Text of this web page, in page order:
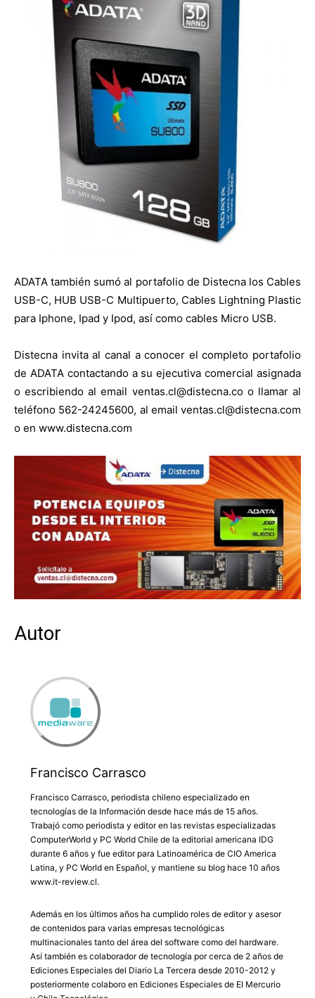
ADATA también sumó al portafolio de Distecna los Cables
USB-C, HUB USB-C Multipuerto, Cables Lightning Plastic
para Iphone, Ipad y Ipod, así como cables Micro USB.
Distecna invita al canal a conocer el completo portafolio
de ADATA contactando a su ejecutiva comercial asignada
o escribiendo al email ventas.cl@distecna.co o llamar al
teléfono 562-24245600, al email ventas.cl@distecna.com
o en www.distecna.com
Autor
Francisco Carrasco
Francisco Carrasco, periodista chileno especializado en
tecnologías de la Información desde hace más de 15 años.
Trabajó como periodista y editor en las revistas especializadas
ComputerWorld y PC World Chile de la editorial americana IDG
durante 6 años y fue editor para Latinoamérica de CIO America
Latina, y PC World en Español, y mantiene su blog hace 10 años
www.it-review.cl.
Además en los últimos años ha cumplido roles de editor y asesor
de contenidos para varias empresas tecnológicas
multinacionales tanto del área del software como del hardware.
Así también es colaborador de tecnología por cerca de 2 años de
Ediciones Especiales del Diario La Tercera desde 2010-2012 y
posteriormente colaboro en Ediciones Especiales de El Mercurio